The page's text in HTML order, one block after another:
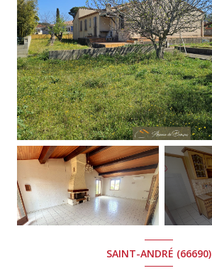
SAINT-ANDRÉ (66690)